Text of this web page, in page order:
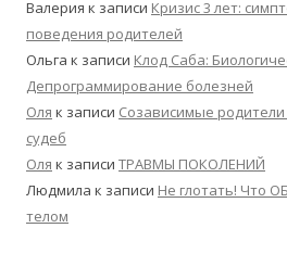
Валерия к записи Кризис 3 лет:
поведения родителей
Ольга к записи Клод Саба:
Депрограммирование болезней
Оля к записи Созависимые
судеб
Оля к записи ТРАВМЫ ПОКОЛЕНИЙ
Людмила к записи Не глотать! Что
телом